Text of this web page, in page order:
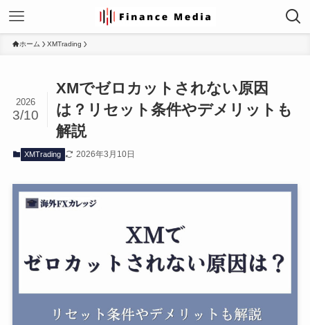
ホーム XMTrading
XMでゼロカットされない原因
は？リセット条件やデメリットも
解説
2026
3/10
XMTrading 2026年3月10日